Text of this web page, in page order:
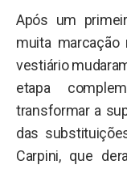
Após um
muita
vestiário
etapa
transformar a
das
Carpini, que